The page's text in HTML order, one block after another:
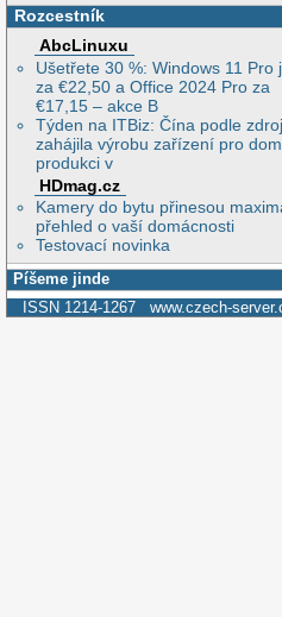
Rozcestník
AbcLinuxu
Ušetřete 30 %: Windows 11 Pro
za €22,50 a Office 2024 Pro za
€17,15 – akce B
Týden na ITBiz: Čína podle
zahájila výrobu zařízení pro
produkci v
HDmag.cz
Kamery do bytu přinesou
přehled o vaší domácnosti
Testovací novinka
Píšeme jinde
ISSN 1214-1267 www.czech-